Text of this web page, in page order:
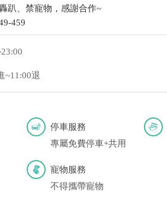
趴、禁寵物，感謝合作~
459
~11:00退
停車服務
專屬免費停車+共用
寵物服務
不得攜帶寵物